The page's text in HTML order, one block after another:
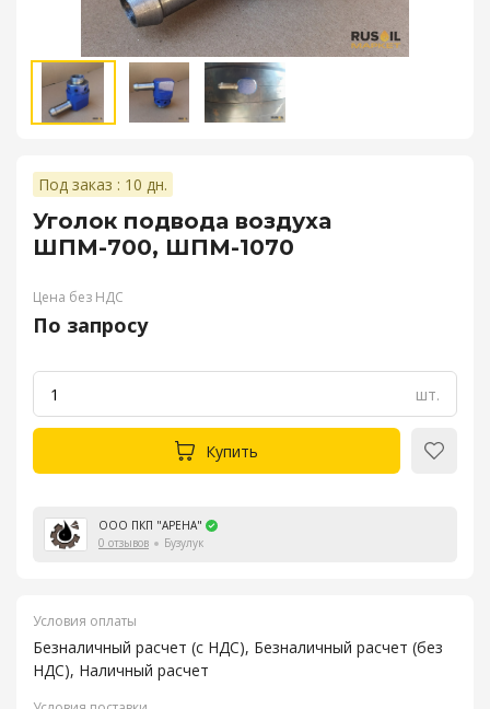
Под заказ : 10 дн.
Уголок подвода воздуха
ШПМ-700, ШПМ-1070
Цена без НДС
По запросу
шт.
Купить
ООО ПКП "АРЕНА"
0 отзывов
Бузулук
Условия оплаты
Безналичный расчет (с НДС), Безналичный расчет (без
НДС), Наличный расчет